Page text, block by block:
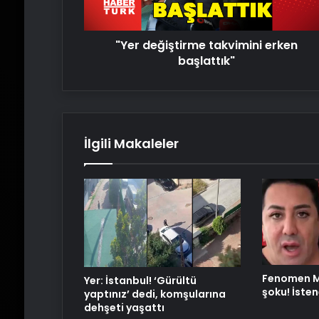
"Yer değiştirme takvimini erken
başlattık"
İlgili Makaleler
Yer: İstanbul! ‘Gürültü
yaptınız’ dedi, komşularına
dehşeti yaşattı
Fenomen
şoku!